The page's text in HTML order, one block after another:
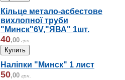
Кільце метало-асбестове
вихлопної труби
"Минск"6V,"ЯВА" 1шт.
40,00 грн.
Наліпки "Минск" 1 лист
50,00 грн.